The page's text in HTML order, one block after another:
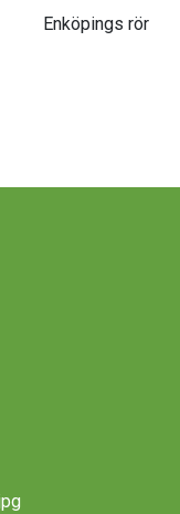
Enköpings rör